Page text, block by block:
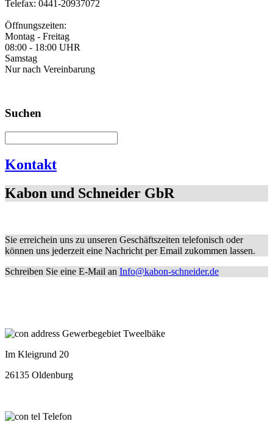
Telefax: 0441-20937072
Öffnungszeiten:
Montag - Freitag
08:00 - 18:00 UHR
Samstag
Nur nach Vereinbarung
Suchen
Kontakt
Kabon und Schneider GbR
Sie erreichein uns zu unseren Geschäftszeiten telefonisch oder
können uns jederzeit eine Nachricht per Email zukommen lassen.
Schreiben Sie eine E-Mail an Info@kabon-schneider.de
Gewerbegebiet Tweelbäke
Im Kleigrund 20
26135 Oldenburg
Telefon